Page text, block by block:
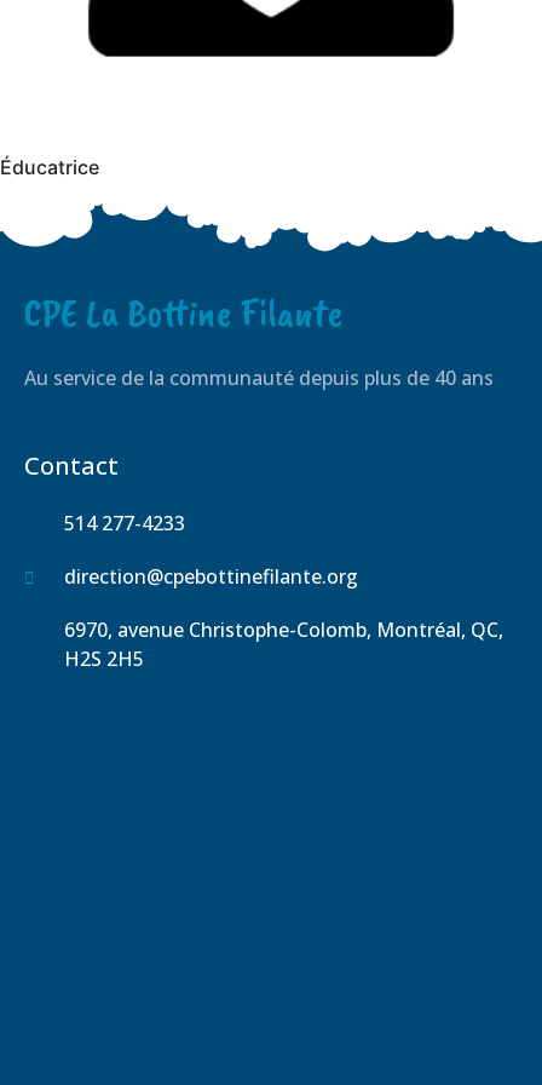
Éducatrice
CPE La Bottine Filante
Au service de la communauté depuis plus de 40 ans
Contact
514 277-4233
direction@cpebottinefilante.org
6970, avenue Christophe-Colomb, Montréal, QC,
H2S 2H5